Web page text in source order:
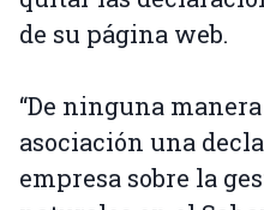
de su página web.
“De ninguna
asociación una
empresa sobre la